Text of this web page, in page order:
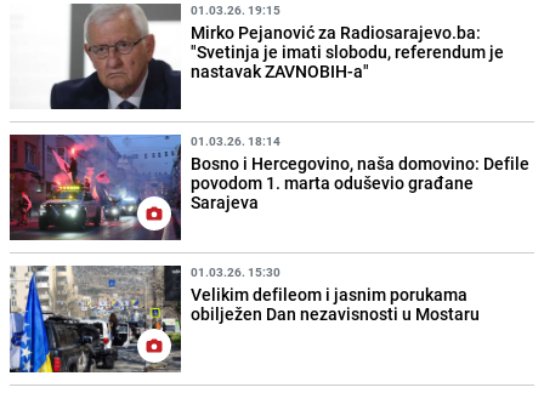
01.03.26. 19:15
Mirko Pejanović za Radiosarajevo.ba:
"Svetinja je imati slobodu, referendum je
nastavak ZAVNOBIH-a"
01.03.26. 18:14
Bosno i Hercegovino, naša domovino: Defile
povodom 1. marta oduševio građane
Sarajeva
01.03.26. 15:30
Velikim defileom i jasnim porukama
obilježen Dan nezavisnosti u Mostaru